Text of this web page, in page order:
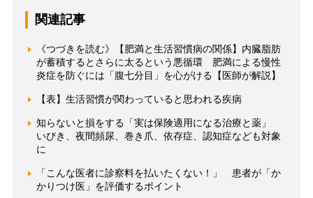
関連記事
《つづきを読む》【肥満と生活習慣病の関係】内臓脂肪
が蓄積するとさらに太るという悪循環 肥満による慢性
炎症を防ぐには「腹七分目」を心がける【医師が解説】
【表】生活習慣が関わっていると思われる疾病
知らないと損をする「実は保険適用になる治療と薬」
いびき、夜間頻尿、巻き爪、依存症、認知症なども対象
に
「こんな医者に診察料を払いたくない！」 患者が「か
かりつけ医」を評価するポイント